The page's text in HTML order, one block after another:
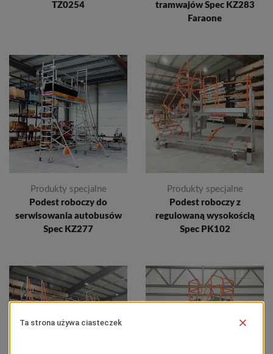
TZ0254
tramwajów Spec KZ283
Faraone
Produkty specjalne
Podest roboczy do
serwisowania autobusów
Spec KZ277
Produkty specjalne
Podest roboczy z
regulowaną wysokością
Spec PK102